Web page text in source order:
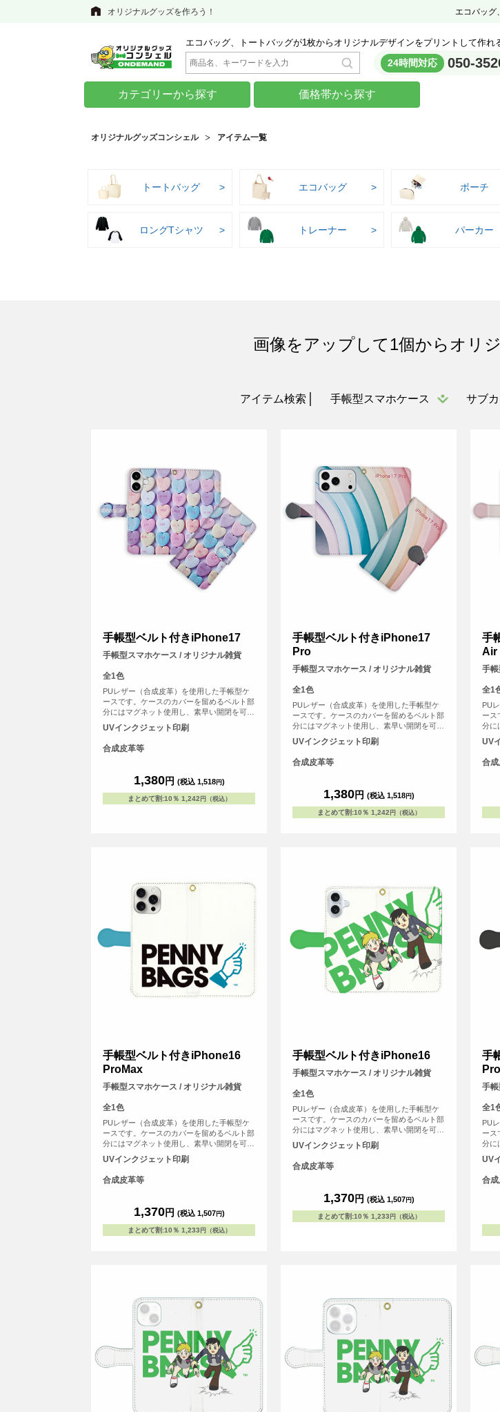
オリジナルグッズを作ろう！ エコバッグ
エコバッグ、トートバッグが1枚からオリジナルデザインをプリントして作れ
24時間対応 050-
カテゴリーから探す 価格帯から探す
オリジナルグッズコンシェル アイテム一覧
トートバッグ エコバッグ ポーチ
ロングTシャツ トレーナー パーカー
画像をアップして1個からオリ
アイテム検索 手帳型スマホケース サブ
手帳型ベルト付きiPhone17
手帳型スマホケース / オリジナル雑貨
全1色
PUレザー（合成皮革）を使用した手帳型ケ
ースです。ケースのカバーを留めるベルト部
分にはマグネット使用し、素早い開閉を可能
にしました。内側にはSuicaやPASMOなどの
交通系ICカード等を収納可能な、カード用ス
リットがございます。
UVインクジェット印刷
合成皮革等
1,380円 (税込 1,518円)
まとめて割:10％ 1,242 円（税込）
手帳型ベルト付きiPhone17
Pro
手帳型スマホケース / オリジナル雑貨
全1色
PUレザー（合成皮革）を使用した手帳型ケ
ースです。ケースのカバーを留めるベルト部
分にはマグネット使用し、素早い開閉を可能
にしました。内側にはSuicaやPASMOなどの
交通系ICカード等を収納可能な、カード用ス
リットがございます。
UVインクジェット印刷
合成皮革等
1,380円 (税込 1,518円)
まとめて割:10％ 1,242 円（税込）
手
Air
手
全1
PU
ース
分に
に
交通
リ
UV
合
手帳型ベルト付きiPhone16
ProMax
手帳型スマホケース / オリジナル雑貨
全1色
PUレザー（合成皮革）を使用した手帳型ケ
ースです。ケースのカバーを留めるベルト部
分にはマグネット使用し、素早い開閉を可能
にしました。内側には交通系ICカードや身分
証などが収納可能なカード用のスリットがは
いっています。
UVインクジェット印刷
合成皮革等
1,370円 (税込 1,507円)
まとめて割:10％ 1,233 円（税込）
手帳型ベルト付きiPhone16
手帳型スマホケース / オリジナル雑貨
全1色
PUレザー（合成皮革）を使用した手帳型ケ
ースです。ケースのカバーを留めるベルト部
分にはマグネット使用し、素早い開閉を可能
にしました。内側には交通系ICカードや身分
証などが収納可能なカード用のスリットがは
いっています。
UVインクジェット印刷
合成皮革等
1,370円 (税込 1,507円)
まとめて割:10％ 1,233 円（税込）
手
Pro
手
全1
PU
ース
分に
に
証な
いっ
UV
合